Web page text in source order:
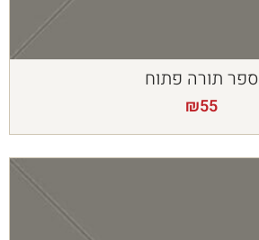
ספר תורה פתוח
₪55